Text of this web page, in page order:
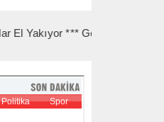
*** Gelibolu Açıklarında